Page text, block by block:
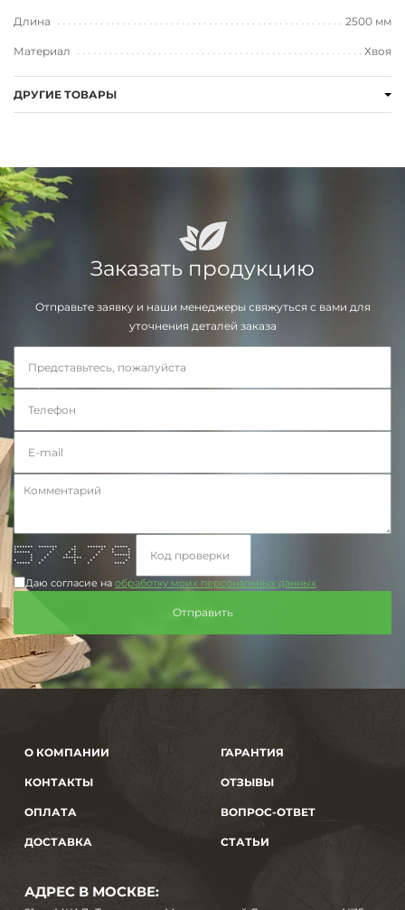
Длина 2500 мм
Материал Хвоя
ДРУГИЕ ТОВАРЫ
Заказать продукцию
Отправьте заявку и наши менеджеры свяжуться с вами для
уточнения деталей заказа
******* ******* * ******* *****
* * ** * * *
****** * * * * * *
* * * * * ******
* * ******* * *
* * * * * *
***** * * * ****
Даю согласие на обработку моих персональных данных
О КОМПАНИИ
КОНТАКТЫ
ОПЛАТА
ДОСТАВКА
ГАРАНТИЯ
ОТЗЫВЫ
ВОПРОС-ОТВЕТ
СТАТЬИ
АДРЕС В МОСКВЕ: